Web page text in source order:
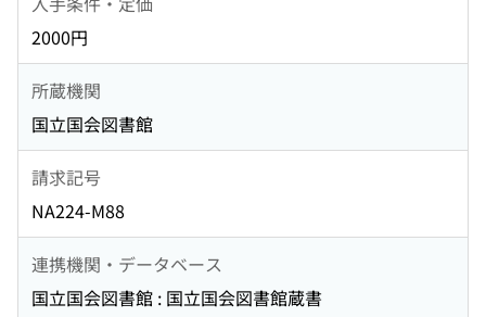
2000円
所蔵機関
国立国会図書館
請求記号
NA224-M88
連携機関・データベース
国立国会図書館 : 国立国会図書館蔵書